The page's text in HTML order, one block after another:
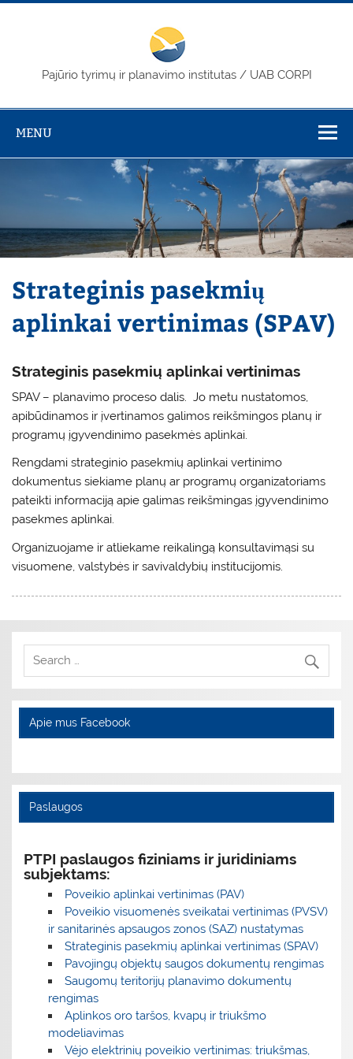
Skip
Pajūrio tyrimų ir planavimo institutas / UAB CORPI
MENU
Strateginis pasekmių
aplinkai vertinimas (SPAV)
Strateginis pasekmių aplinkai vertinimas
SPAV – planavimo proceso dalis. Jo metu nustatomos,
apibūdinamos ir įvertinamos galimos reikšmingos planų ir
programų įgyvendinimo pasekmės aplinkai.
Rengdami strateginio pasekmių aplinkai vertinimo
dokumentus siekiame planų ar programų organizatoriams
pateikti informaciją apie galimas reikšmingas įgyvendinimo
pasekmes aplinkai.
Organizuojame ir atliekame reikalingą konsultavimąsi su
visuomene, valstybės ir savivaldybių institucijomis.
Apie mus Facebook
Paslaugos
PTPI paslaugos fiziniams ir juridiniams
subjektams:
Poveikio aplinkai vertinimas (PAV)
Poveikio visuomenės sveikatai vertinimas (PVSV)
ir sanitarinės apsaugos zonos (SAZ) nustatymas
Strateginis pasekmių aplinkai vertinimas (SPAV)
Pavojingų objektų saugos dokumentų rengimas
Saugomų teritorijų planavimo dokumentų
rengimas
Aplinkos oro taršos, kvapų ir triukšmo
modeliavimas
Vėjo elektrinių poveikio vertinimas: triukšmas,